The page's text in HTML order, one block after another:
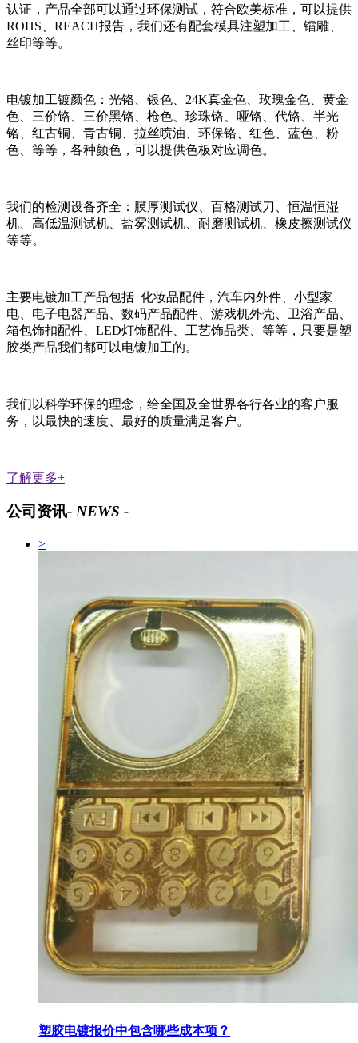
认证，产品全部可以通过环保测试，符合欧美标准，可以提供
ROHS、REACH报告，我们还有配套模具注塑加工、镭雕、
丝印等等。
电镀加工镀颜色：光铬、银色、24K真金色、玫瑰金色、黄金
色、三价铬、三价黑铬、枪色、珍珠铬、哑铬、代铬、半光
铬、红古铜、青古铜、拉丝喷油、环保铬、红色、蓝色、粉
色、等等，各种颜色，可以提供色板对应调色。
我们的检测设备齐全：膜厚测试仪、百格测试刀、恒温恒湿
机、高低温测试机、盐雾测试机、耐磨测试机、橡皮擦测试仪
等等。
主要电镀加工产品包括 化妆品配件，汽车内外件、小型家
电、电子电器产品、数码产品配件、游戏机外壳、卫浴产品、
箱包饰扣配件、LED灯饰配件、工艺饰品类、等等，只要是塑
胶类产品我们都可以电镀加工的。
我们以科学环保的理念，给全国及全世界各行各业的客户服
务，以最快的速度、最好的质量满足客户。
了解更多+
公司资讯- NEWS -
>
塑胶电镀报价中包含哪些成本项？